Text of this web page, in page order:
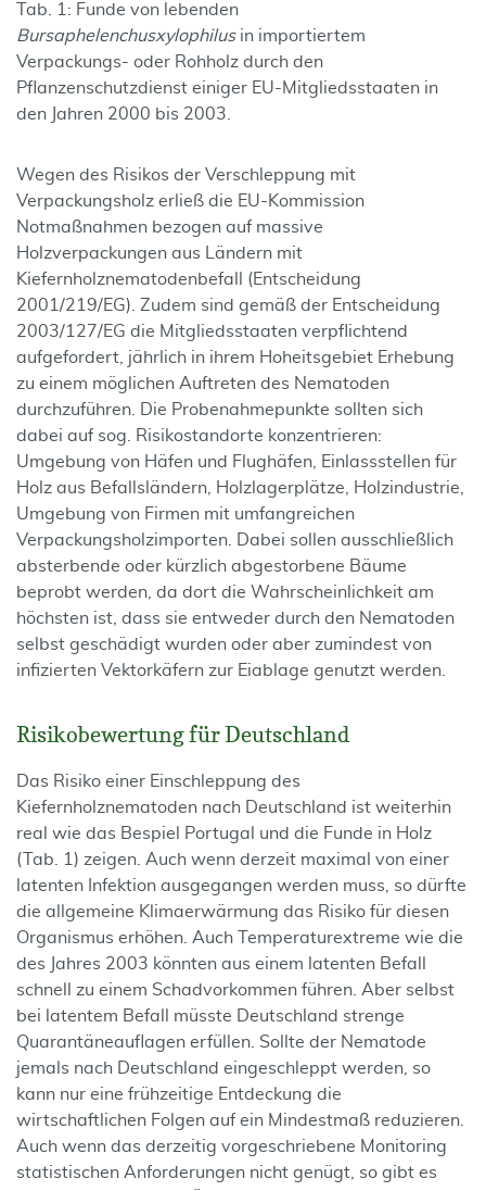
Tab. 1: Funde von lebenden
Bursaphelenchusxylophilusin importiertem
Verpackungs- oder Rohholz durch den
Pflanzenschutzdienst einiger EU-Mitgliedsstaaten in
den Jahren 2000 bis 2003.
Wegen des Risikos der Verschleppung mit
Verpackungsholz erließ die EU-Kommission
Notmaßnahmen bezogen auf massive
Holzverpackungen aus Ländern mit
Kiefernholznematodenbefall (Entscheidung
2001/219/EG). Zudem sind gemäß der Entscheidung
2003/127/EG die Mitgliedsstaaten verpflichtend
aufgefordert, jährlich in ihrem Hoheitsgebiet Erhebung
zu einem möglichen Auftreten des Nematoden
durchzuführen. Die Probenahmepunkte sollten sich
dabei auf sog. Risikostandorte konzentrieren:
Umgebung von Häfen und Flughäfen, Einlassstellen für
Holz aus Befallsländern, Holzlagerplätze, Holzindustrie,
Umgebung von Firmen mit umfangreichen
Verpackungsholzimporten. Dabei sollen ausschließlich
absterbende oder kürzlich abgestorbene Bäume
beprobt werden, da dort die Wahrscheinlichkeit am
höchsten ist, dass sie entweder durch den Nematoden
selbst geschädigt wurden oder aber zumindest von
infizierten Vektorkäfern zur Eiablage genutzt werden.
Risikobewertung für Deutschland
Das Risiko einer Einschleppung des
Kiefernholznematoden nach Deutschland ist weiterhin
real wie das Bespiel Portugal und die Funde in Holz
(Tab. 1) zeigen. Auch wenn derzeit maximal von einer
latenten Infektion ausgegangen werden muss, so dürfte
die allgemeine Klimaerwärmung das Risiko für diesen
Organismus erhöhen. Auch Temperaturextreme wie die
des Jahres 2003 könnten aus einem latenten Befall
schnell zu einem Schadvorkommen führen. Aber selbst
bei latentem Befall müsste Deutschland strenge
Quarantäneauflagen erfüllen. Sollte der Nematode
jemals nach Deutschland eingeschleppt werden, so
kann nur eine frühzeitige Entdeckung die
wirtschaftlichen Folgen auf ein Mindestmaß reduzieren.
Auch wenn das derzeitig vorgeschriebene Monitoring
statistischen Anforderungen nicht genügt, so gibt es